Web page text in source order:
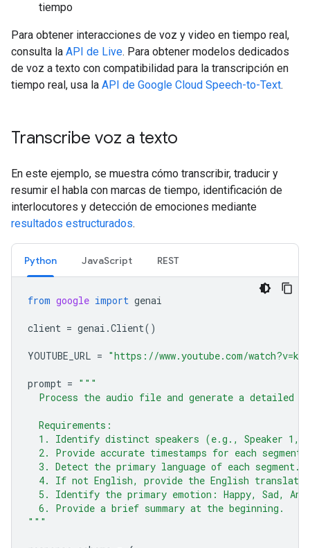
tiempo
Para obtener interacciones de voz y video en tiempo real,
consulta la API de Live. Para obtener modelos dedicados
de voz a texto con compatibilidad para la transcripción en
tiempo real, usa la API de Google Cloud Speech-to-Text.
Transcribe voz a texto
En este ejemplo, se muestra cómo transcribir, traducir y
resumir el habla con marcas de tiempo, identificación de
interlocutores y detección de emociones mediante
resultados estructurados.
Python JavaScript REST
from google import genai
client = genai .Client()
YOUTUBE_URL = "https://www.youtube.com/watch?v=ku-
prompt = """
Process the audio file and generate a detailed
  Requirements:
1. Identify distinct speakers (e.g., Speaker 1,
2. Provide accurate timestamps for each segment
  3. Detect the primary language of each segment.
4. If not English, provide the English
5. Identify the primary emotion: Happy, Sad,
  6. Provide a brief summary at the beginning.
"""